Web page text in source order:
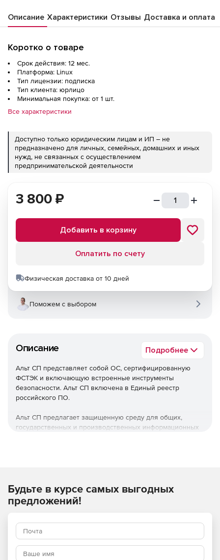
Описание Характеристики Отзывы Доставка и оплата
Коротко о товаре
Срок действия: 12 мес.
Платформа: Linux
Тип лицензии: подписка
Тип клиента: юрлицо
Минимальная покупка: от 1 шт.
Все характеристики
Доступно только юридическим лицам и ИП – не
предназначено для личных, семейных, домашних и иных
нужд, не связанных с осуществлением
предпринимательской деятельности
Описание Подробнее
Альт СП представляет собой ОС, сертифицированную
ФСТЭК и включающую встроенные инструменты
безопасности. Альт СП включена в Единый реестр
российского ПО.
Альт СП предлагает защищенную среду для общих,
государственных и производственных информационных
рабочих станций со встроенными программными
средствами защиты информации.
Работа на нескольких вариантах оборудования и
разном перефирийном аппарате.
3 800 ₽
Добавить в корзину
Оплатить по счету
Физическая доставка от 10 дней
Поможем с выбором
Будьте в курсе самых выгодных
предложений!